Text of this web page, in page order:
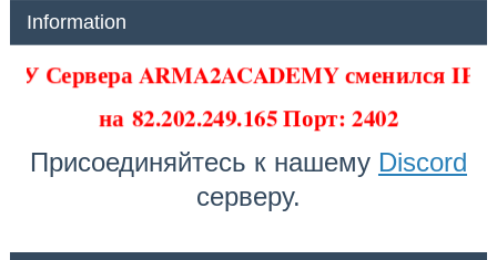
Information
У Сервера ARMA2ACADEMY сменился IP
на82.202.249.165 Порт: 2402
Присоединяйтесь к нашему Discord
серверу.